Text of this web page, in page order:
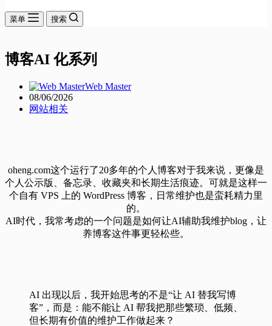
菜单 搜索
博客AI 化系列
Web Master
08/06/2026
网站相关
oheng.com这个运行了20多年的个人博客对于我来说，更像是
个人公示版、备忘录、收藏夹和长期生活痕迹。可就是这样一
个自有 VPS 上的 WordPress 博客，日常维护也是蛮耗精力里
的。
AI时代，我常考虑的一个问题是如何让AI辅助我维护blog，让
养博客这件事更轻松些。
AI 出现以后，我开始思考的不是“让 AI 替我写博
客”，而是：能不能让 AI 帮我把那些繁琐、低频、
但长期有价值的维护工作做起来？